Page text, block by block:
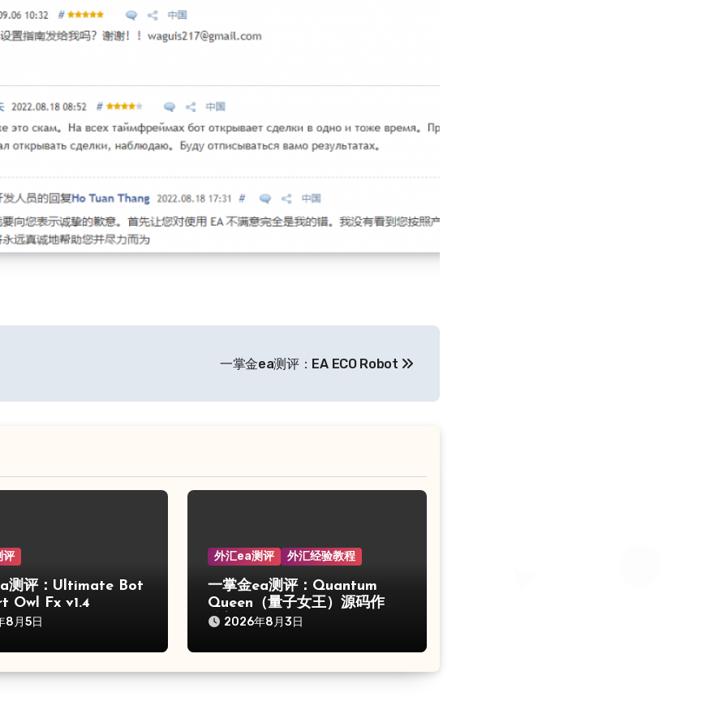
一掌金ea测评：EA ECO Robot
评
测评：Ultimate Bot
Owl Fx v1.4
8月5日
外汇ea测评 外汇经验教程
一掌金ea测评：Quantum
Queen（量子女王）源码作弊
分析2026年8月3日